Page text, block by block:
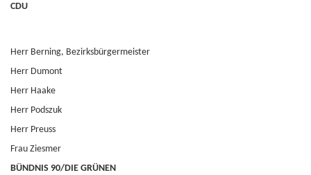
CDU
Herr Berning, Bezirksbürgermeister
Herr Dumont
Herr Haake
Herr Podszuk
Herr Preuss
Frau Ziesmer
BÜNDNIS 90/DIE GRÜNEN